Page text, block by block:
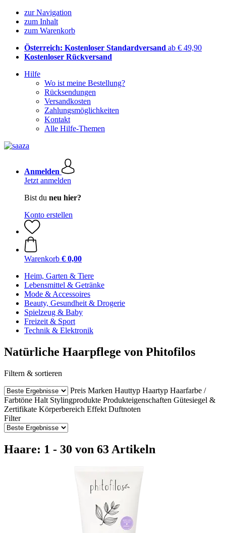
zur Navigation
zum Inhalt
zum Warenkorb
Österreich: Kostenloser Standardversand ab € 49,90
Kostenloser Rückversand
Hilfe
Wo ist meine Bestellung?
Rücksendungen
Versandkosten
Zahlungsmöglichkeiten
Kontakt
Alle Hilfe-Themen
Anmelden
Jetzt anmelden
Bist du neu hier?
Konto erstellen
Warenkorb € 0,00
Heim, Garten & Tiere
Lebensmittel & Getränke
Mode & Accessoires
Beauty, Gesundheit & Drogerie
Spielzeug & Baby
Freizeit & Sport
Technik & Elektronik
Natürliche Haarpflege von Phitofilos
Filtern & sortieren
Preis Marken Hauttyp Haartyp Haarfarbe /
Farbtöne Halt Stylingprodukte Produkteigenschaften Gütesiegel &
Zertifikate Körperbereich Effekt Duftnoten
Filter
Haare: 1 - 30 von 63 Artikeln